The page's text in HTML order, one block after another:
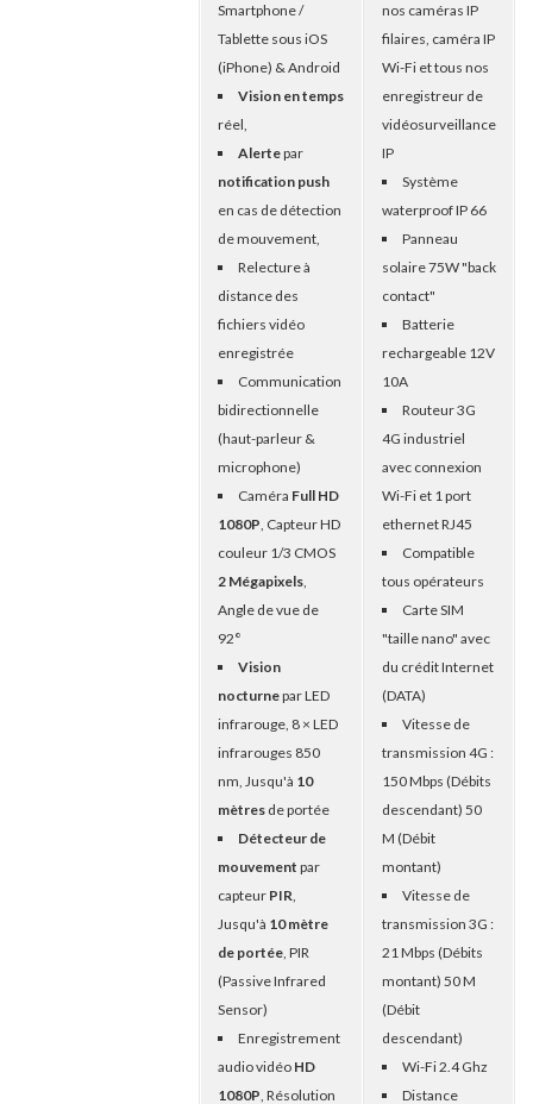
Smartphone /
Tablette sous iOS
(iPhone) & Android
Vision en temps
réel,
Alertepar
notification push
en cas de détection
de mouvement,
Relecture à
distance des
fichiers vidéo
enregistrée
Communication
bidirectionnelle
(haut-parleur &
microphone)
Caméra Full HD
1080P, Capteur HD
couleur 1/3 CMOS
2 Mégapixels,
Angle de vue de
92°
Vision
nocturnepar LED
infrarouge, 8 × LED
infrarouges 850
nm, Jusqu'à 10
mètresde portée
Détecteur de
mouvement par
capteur PIR,
Jusqu'à 10 mètre
de portée, PIR
(Passive Infrared
Sensor)
Enregistrement
audio vidéo HD
1080P, Résolution
nos caméras IP
filaires, caméra IP
Wi-Fi et tous nos
enregistreur de
vidéosurveillance
IP
Système
waterproof IP 66
Panneau
solaire 75W "back
contact"
Batterie
rechargeable 12V
10A
Routeur 3G
4G industriel
avec connexion
Wi-Fi et 1 port
ethernet RJ45
Compatible
tous opérateurs
Carte SIM
"taille nano" avec
du crédit Internet
(DATA)
Vitesse de
transmission 4G :
150 Mbps (Débits
descendant) 50
M (Débit
montant)
Vitesse de
transmission 3G :
21 Mbps (Débits
montant) 50 M
(Débit
descendant)
Wi-Fi 2.4 Ghz
Distance